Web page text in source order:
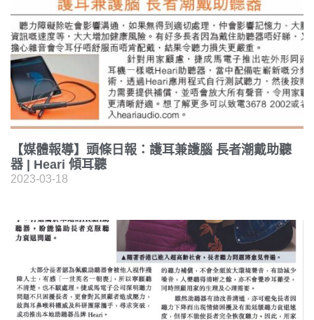
【媒體報導】頭條日報：護耳兼護腦 長者潮戴助聽
器 | Heari 傾耳聽
2023-03-18